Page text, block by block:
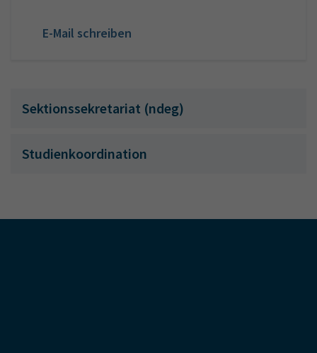
E-Mail schreiben
Sektionssekretariat (ndeg)
Studienkoordination